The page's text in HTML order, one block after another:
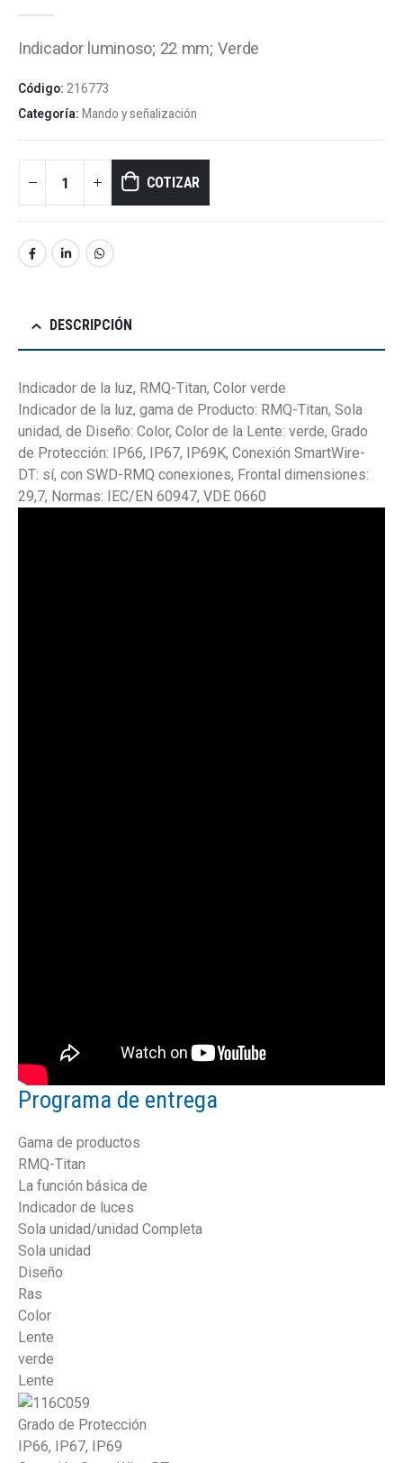
Indicador luminoso; 22 mm; Verde
Código: 216773
Categoría: Mando y señalización
COTIZAR
DESCRIPCIÓN
Indicador de la luz, RMQ-Titan, Color verde
Indicador de la luz, gama de Producto: RMQ-Titan, Sola
unidad, de Diseño: Color, Color de la Lente: verde, Grado
de Protección: IP66, IP67, IP69K, Conexión SmartWire-
DT: sí, con SWD-RMQ conexiones, Frontal dimensiones:
29,7, Normas: IEC/EN 60947, VDE 0660
Programa de entrega
Gama de productos
RMQ-Titan
La función básica de
Indicador de luces
Sola unidad/unidad Completa
Sola unidad
Diseño
Ras
Color
Lente
verde
Lente
Grado de Protección
IP66, IP67, IP69